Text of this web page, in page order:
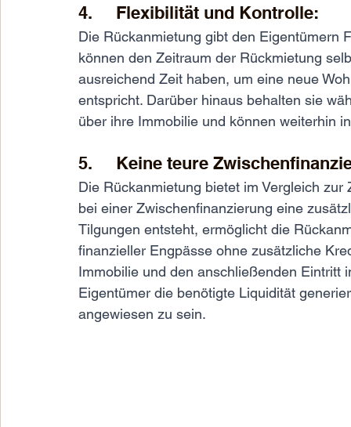
4.     Flexibilität und Kontrolle:
Die Rückanmietung gibt den Eigentümern
können den Zeitraum der Rückmietung
ausreichend Zeit haben, um eine neue
entspricht. Darüber hinaus behalten sie
über ihre Immobilie und können weiterhin
5.     Keine teure
Die Rückanmietung bietet im Vergleich
bei einer Zwischenfinanzierung eine
Tilgungen entsteht, ermöglicht die
finanzieller Engpässe ohne zusätzliche
Immobilie und den anschließenden
Eigentümer die benötigte Liquidität
angewiesen zu sein.